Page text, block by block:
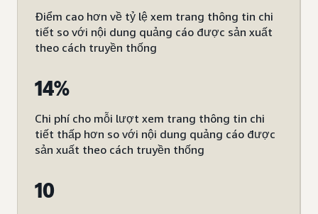
Điểm cao hơn về tỷ lệ xem trang thông tin chi
tiết so với nội dung quảng cáo được sản xuất
theo cách truyền thống
14%
Chi phí cho mỗi lượt xem trang thông tin chi
tiết thấp hơn so với nội dung quảng cáo được
sản xuất theo cách truyền thống
10